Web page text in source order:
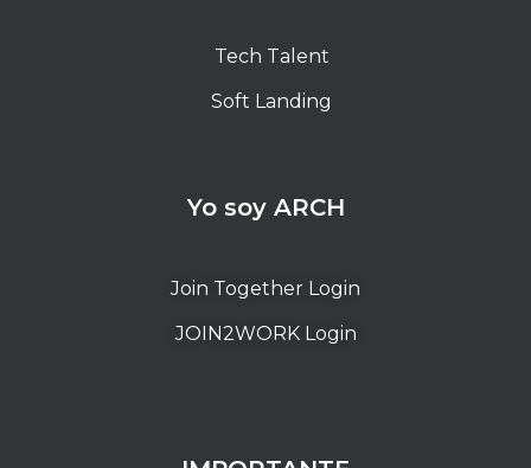
Tech Talent
Soft Landing
Yo soy ARCH
Join Together Login
JOIN2WORK Login